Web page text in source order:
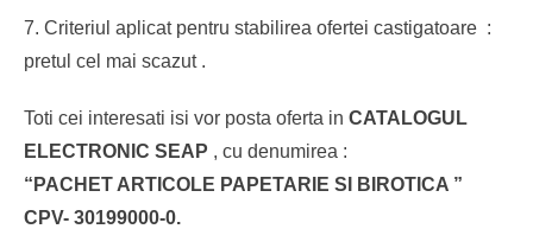
7. Criteriul aplicat pentru stabilirea ofertei castigatoare :
pretul cel mai scazut .
Toti cei interesati isi vor posta oferta in CATALOGUL
ELECTRONIC SEAP , cu denumirea :
“PACHET ARTICOLE PAPETARIE SI BIROTICA ”
CPV- 30199000-0.